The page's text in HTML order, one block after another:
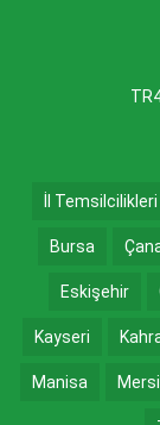
İl Temsilcilikleri
Bursa
Eskişehir
Kayseri
Manisa